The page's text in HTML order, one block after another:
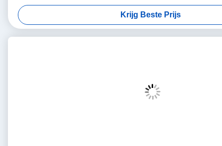
Krijg Beste Prijs